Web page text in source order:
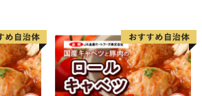
てなしの心を大事にしており、２００
メリカの教育団体「ピープル・ト
る国際親善大使派遣プログラムで
体験を通した人の温かさが高い評価